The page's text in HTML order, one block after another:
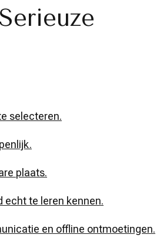
selecteren.
plaats.
echt te leren kennen.
en offline ontmoetingen.